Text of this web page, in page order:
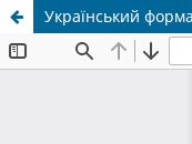
Український